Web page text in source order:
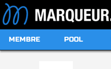
MEMBRE POOL